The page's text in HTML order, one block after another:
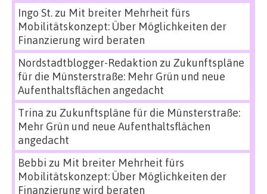
Ingo St.zu Mit breiter Mehrheit fürs
Mobilitätskonzept: Über Möglichkeiten der
Finanzierung wird beraten
Nordstadtblogger-Redaktion zu Zukunftspläne
für die Münsterstraße: Mehr Grün und neue
Aufenthaltsflächen angedacht
Trina zu Zukunftspläne für die Münsterstraße:
Mehr Grün und neue Aufenthaltsflächen
angedacht
Bebbi zu Mit breiter Mehrheit fürs
Mobilitätskonzept: Über Möglichkeiten der
Finanzierung wird beraten